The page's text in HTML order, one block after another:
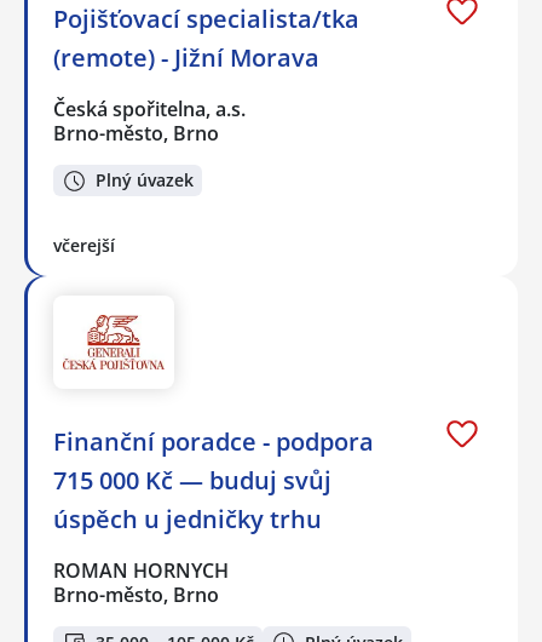
Pojišťovací specialista/tka
(remote) - Jižní Morava
Česká spořitelna, a.s.
Brno-město, Brno
Plný úvazek
včerejší
Finanční poradce - podpora
715 000 Kč — buduj svůj
úspěch u jedničky trhu
ROMAN HORNYCH
Brno-město, Brno